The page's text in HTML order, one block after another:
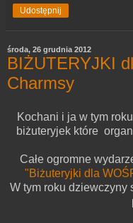
Udostępnij
środa, 26 grudnia 2012
BIŻUTERYJKI
Charmsy
Kochani i ja w tym
biżuteryjek które
Całe ogromne
"Biżuteryjki dla
W tym roku dziewczyny